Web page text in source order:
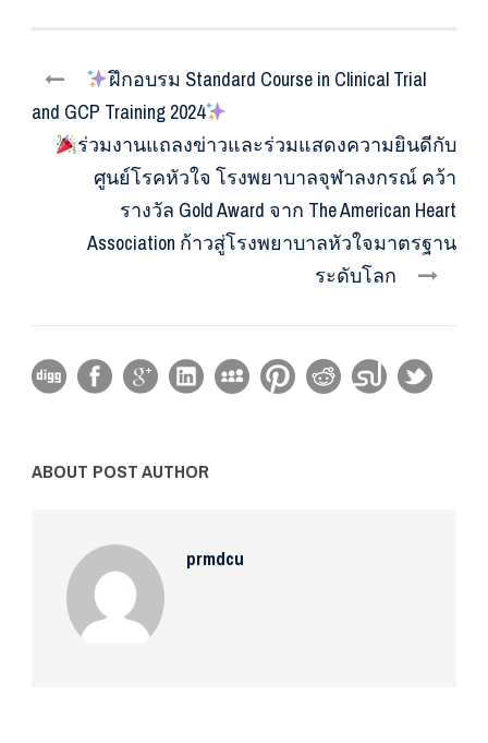
ฝึกอบรม Standard Course in Clinical Trial
and GCP Training 2024
ร่วมงานแถลงข่าวและร่วมแสดงความยินดีกับ
ศูนย์โรคหัวใจ โรงพยาบาลจุฬาลงกรณ์ คว้า
รางวัล Gold Award จาก The American Heart
Association ก้าวสู่โรงพยาบาลหัวใจมาตรฐาน
ระดับโลก
ABOUT POST AUTHOR
prmdcu